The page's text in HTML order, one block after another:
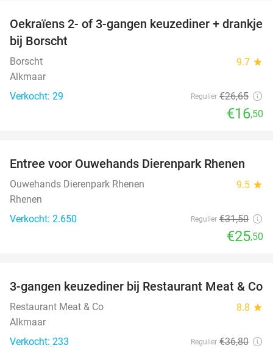
38%
Oekraïens 2- of 3-gangen keuzediner + drankje
bij Borscht
Borscht 9.7 star
Alkmaar
Verkocht: 29
Regulier €26,65
€16,50
19%
Entree voor Ouwehands Dierenpark Rhenen
Ouwehands Dierenpark Rhenen 9.5 star
Rhenen
Verkocht: 2.650
Regulier €31,50
€25,50
20%
3-gangen keuzediner bij Restaurant Meat & Co
Restaurant Meat & Co 8.8 star
Alkmaar
Verkocht: 233
Regulier €36,80